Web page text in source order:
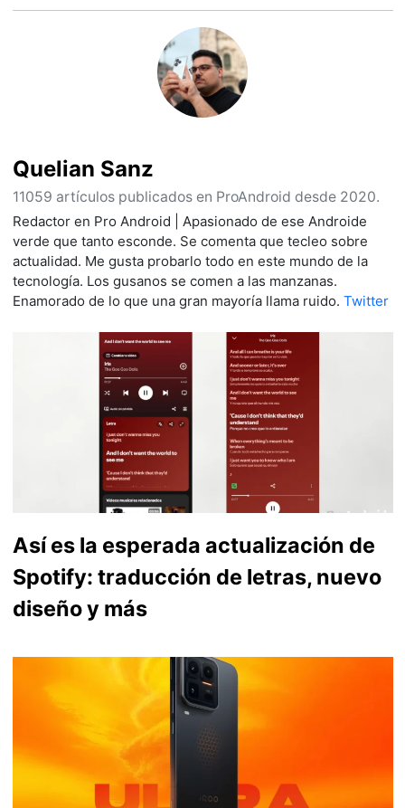
Quelian Sanz
11059 artículos publicados en ProAndroid desde 2020.
Redactor en Pro Android | Apasionado de ese Androide
verde que tanto esconde. Se comenta que tecleo sobre
actualidad. Me gusta probarlo todo en este mundo de la
tecnología. Los gusanos se comen a las manzanas.
Enamorado de lo que una gran mayoría llama ruido. Twitter
Así es la esperada actualización de
Spotify: traducción de letras, nuevo
diseño y más